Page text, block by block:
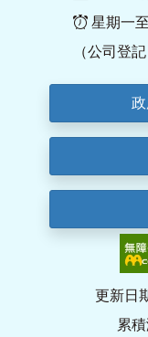
星期一
（公司登
更新日
累